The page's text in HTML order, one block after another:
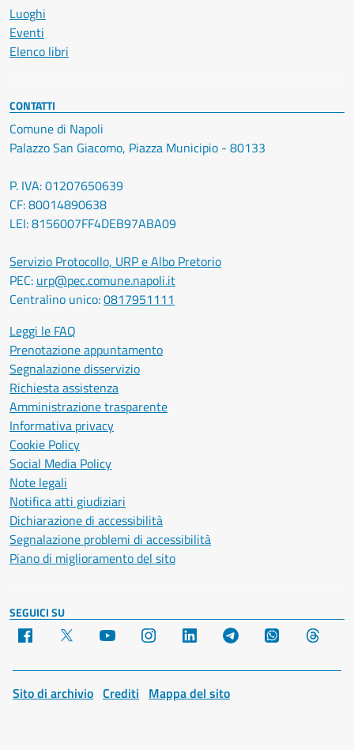
Luoghi
Eventi
Elenco libri
CONTATTI
Comune di Napoli
Palazzo San Giacomo, Piazza Municipio - 80133
P. IVA: 01207650639
CF: 80014890638
LEI: 8156007FF4DEB97ABA09
Servizio Protocollo, URP e Albo Pretorio
PEC: urp@pec.comune.napoli.it
Centralino unico:0817951111
Leggi le FAQ
Prenotazione appuntamento
Segnalazione disservizio
Richiesta assistenza
Amministrazione trasparente
Informativa privacy
Cookie Policy
Social Media Policy
Note legali
Notifica atti giudiziari
Dichiarazione di accessibilità
Segnalazione problemi di accessibilità
Piano di miglioramento del sito
SEGUICI SU
Facebook YouTube Instagram LinkedIn Telegram WhatsApp
Sito di archivio Crediti Mappa del sito